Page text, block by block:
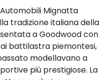
Mignatta
tradizione italiana della
a Goodwood con
battilastra piemontesi,
modellavano a
più prestigiose. La